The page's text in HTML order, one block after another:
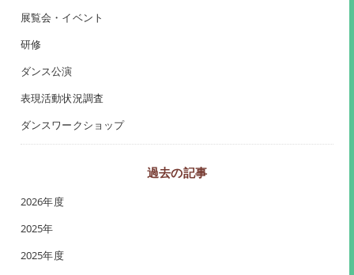
展覧会・イベント
研修
ダンス公演
表現活動状況調査
ダンスワークショップ
過去の記事
2026年度
2025年
2025年度